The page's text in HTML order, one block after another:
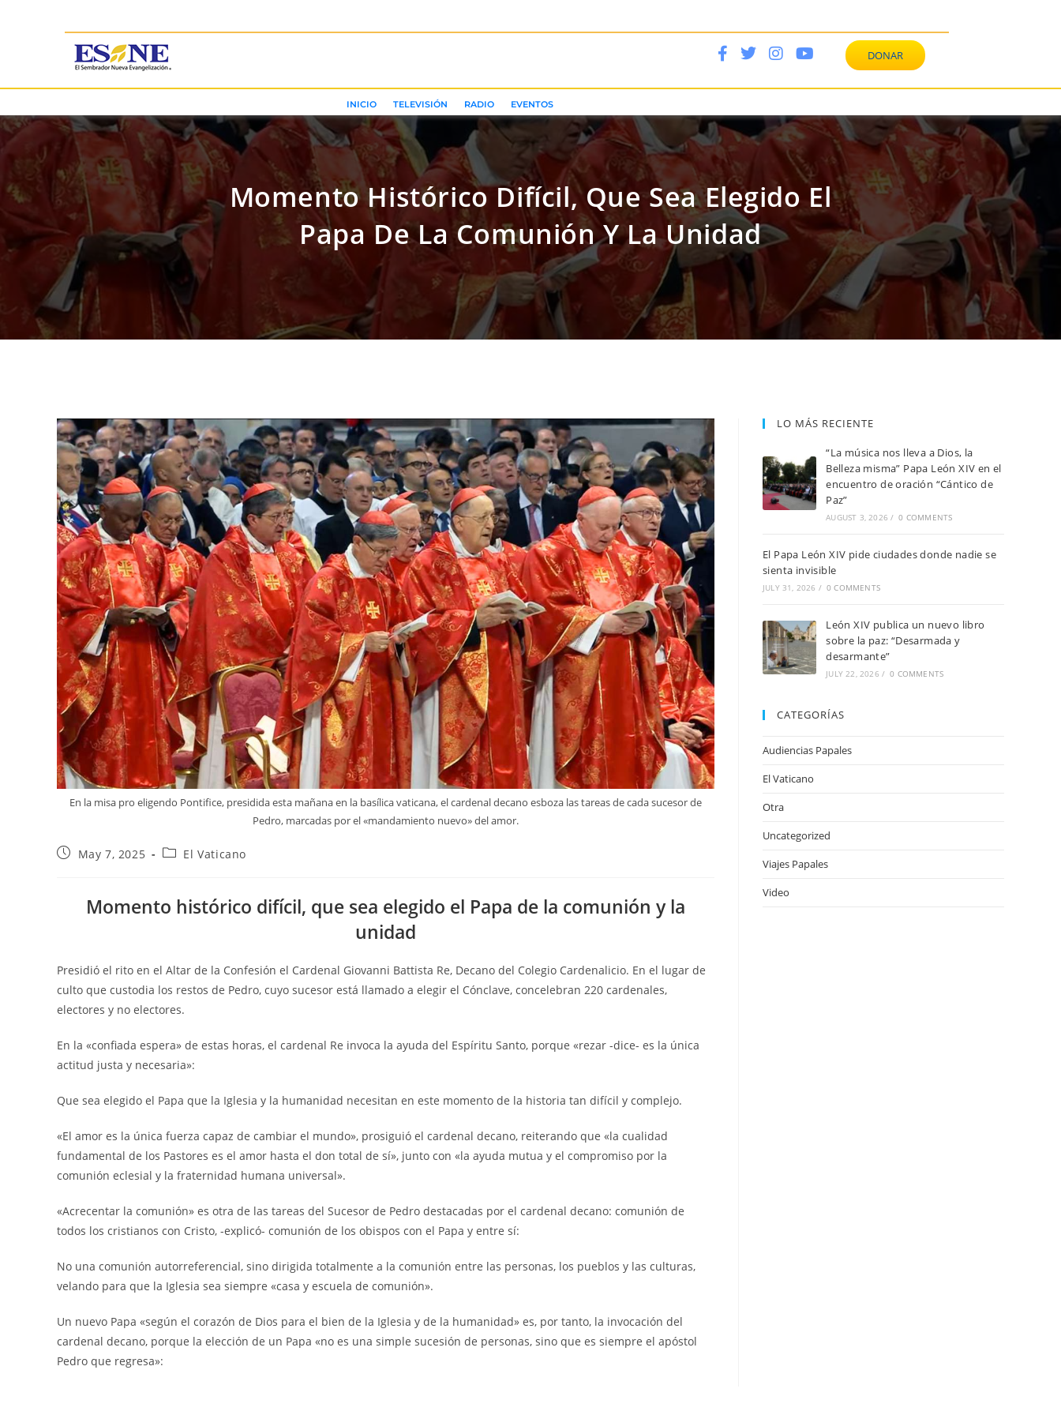
DONAR
INICIO TELEVISIÓN RADIO EVENTOS
Momento Histórico Difícil, Que Sea Elegido El
Papa De La Comunión Y La Unidad
En la misa pro eligendo Pontifice, presidida esta mañana en la basílica vaticana, el cardenal decano esboza las tareas de cada sucesor de
Pedro, marcadas por el «mandamiento nuevo» del amor.
May 7, 2025 El Vaticano
Momento histórico difícil, que sea elegido el Papa de la comunión y la
unidad
Presidió el rito en el Altar de la Confesión el Cardenal Giovanni Battista Re, Decano del Colegio Cardenalicio. En el lugar de
culto que custodia los restos de Pedro, cuyo sucesor está llamado a elegir el Cónclave, concelebran 220 cardenales,
electores y no electores.
En la «confiada espera» de estas horas, el cardenal Re invoca la ayuda del Espíritu Santo, porque «rezar -dice- es la única
actitud justa y necesaria»:
Que sea elegido el Papa que la Iglesia y la humanidad necesitan en este momento de la historia tan difícil y complejo.
«El amor es la única fuerza capaz de cambiar el mundo», prosiguió el cardenal decano, reiterando que «la cualidad
fundamental de los Pastores es el amor hasta el don total de sí», junto con «la ayuda mutua y el compromiso por la
comunión eclesial y la fraternidad humana universal».
«Acrecentar la comunión» es otra de las tareas del Sucesor de Pedro destacadas por el cardenal decano: comunión de
todos los cristianos con Cristo, -explicó- comunión de los obispos con el Papa y entre sí:
No una comunión autorreferencial, sino dirigida totalmente a la comunión entre las personas, los pueblos y las culturas,
velando para que la Iglesia sea siempre «casa y escuela de comunión».
Un nuevo Papa «según el corazón de Dios para el bien de la Iglesia y de la humanidad» es, por tanto, la invocación del
cardenal decano, porque la elección de un Papa «no es una simple sucesión de personas, sino que es siempre el apóstol
Pedro que regresa»:
LO MÁS RECIENTE
“La música nos lleva a Dios, la
Belleza misma” Papa León XIV en el
encuentro de oración “Cántico de
Paz”
AUGUST 3, 2026 / 0 COMMENTS
El Papa León XIV pide ciudades donde nadie se
sienta invisible
JULY 31, 2026 / 0 COMMENTS
León XIV publica un nuevo libro
sobre la paz: “Desarmada y
desarmante”
JULY 22, 2026 / 0 COMMENTS
CATEGORÍAS
Audiencias Papales
El Vaticano
Otra
Uncategorized
Viajes Papales
Video